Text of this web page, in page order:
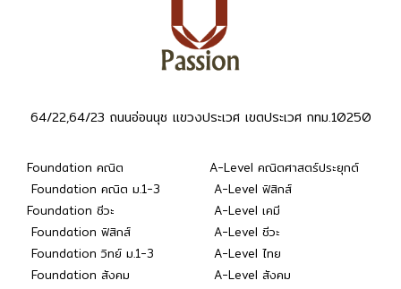
64/22,64/23 ถนนอ่อนนุช แขวงประเวศ เขตประเวศ กทม.10250
Foundation คณิต
Foundation คณิต ม.1-3
Foundation ชีวะ
Foundation ฟิสิกส์
Foundation วิทย์ ม.1-3
Foundation สังคม
A-Level คณิตศาสตร์ประยุกต์
A-Level ฟิสิกส์
A-Level เคมี
A-Level ชีวะ
A-Level ไทย
A-Level สังคม